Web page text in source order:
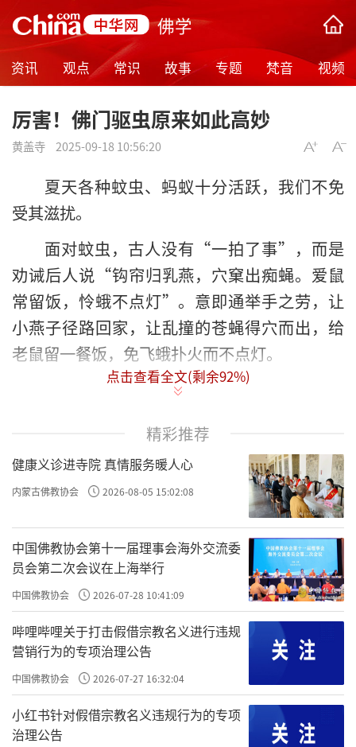
佛学
资讯 观点 常识 故事 专题 梵音 视频
厉害！佛门驱虫原来如此高妙
黄盖寺 2025-09-18 10:56:20
夏天各种蚊虫、蚂蚁十分活跃，我们不免
受其滋扰。
面对蚊虫，古人没有“一拍了事”，而是
劝诫后人说“钩帘归乳燕，穴窠出痴蝇。爱鼠
常留饭，怜蛾不点灯”。意即通举手之劳，让
小燕子径路回家，让乱撞的苍蝇得穴而出，给
老鼠留一餐饭，免飞蛾扑火而不点灯。
在佛教里，基于“众生平等”等理念，对
记载，佛陀当年看到弟子房中的卧具被虫蚁啃
食后，慢慢地将被褥、枕头轻轻拿起抖动，好
让虫蚁散去。
近代，弘一法师在落座藤椅前也会轻微摇
晃以让虫蚁撤离避免被压受伤。印光大师则任
蚊虫侵扰，不予理会，仍然一心念 佛。
这种悲悯、恻隐之心的背后，其实是一种
究竟长远的生命观。
点击查看全文(剩余92%)
精彩推荐
健康义诊进寺院 真情服务暖人心
内蒙古佛教协会 2026-08-05 15:02:08
中国佛教协会第十一届理事会海外交流委
员会第二次会议在上海举行
中国佛教协会 2026-07-28 10:41:09
哔哩哔哩关于打击假借宗教名义进行违规
营销行为的专项治理公告
中国佛教协会 2026-07-27 16:32:04
小红书针对假借宗教名义违规行为的专项
治理公告